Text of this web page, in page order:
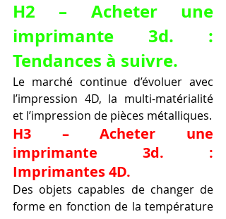
H2 – Acheter une
imprimante 3d. :
Tendances à suivre.
Le marché continue d’évoluer avec
l’impression 4D, la multi-matérialité
et l’impression de pièces métalliques.
H3 – Acheter une
imprimante 3d. :
Imprimantes 4D.
Des objets capables de changer de
forme en fonction de la température